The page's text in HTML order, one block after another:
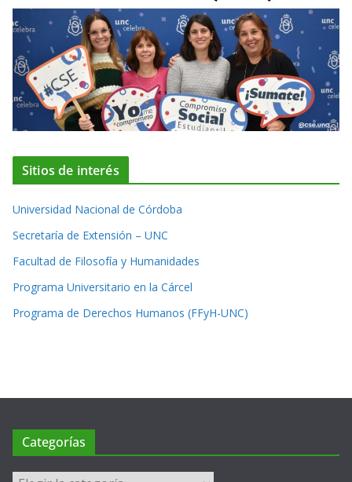
Sitios de interés
Universidad Nacional de Córdoba
Secretaría de Extensión – UNC
Facultad de Filosofía y Humanidades
Programa Universitario en la Cárcel
Programa de Derechos Humanos (FFyH-UNC)
Categorías